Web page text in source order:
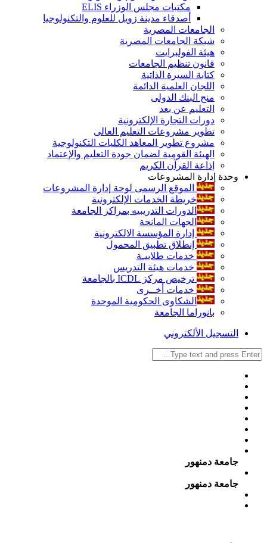
مكتبات مجلس الوزراء ELIS
أصدقاء مدينة زويل للعلوم والتكنولوجيا
الجامعات المصرية
شبكة الجامعات المصرية
هيئة الفولبرايت
قانون تنظيم الجامعات
كتابة السيرة الذاتية
اللجان العلمية الدائمة
منح البنك الدولى
التعليم عن بعد
دورات التجارة الإلكترونية
تطوير مشروعات التعليم العالى
مشروع تطوير المعاهد الكليات التكنولوجية
الهيئة القومية لضمان جودة التعليم والإعتماد
إذاعة القرآن الكريم
وحدة إدارة المشروعات
الموقع الرسمى لوحة إدارة المشروعات
خريطة الخدمات الإلكترونية
الدورات التدريبيه بمراكز الجامعة
الجهات المانحة
إدارة المؤسسة الالكترونية
إنطلاق تطبيق المحمول
خدمات طلابيـة
خدمات هيئة التدريس
ترخيص مركز ICDL بالجامعة
خدمات أخــرى
الشكاوى الحكومية الموحدة
بانوراما الجامعة
التسجيل الألكتروني
جامعة دمنهور
جامعة دمنهور